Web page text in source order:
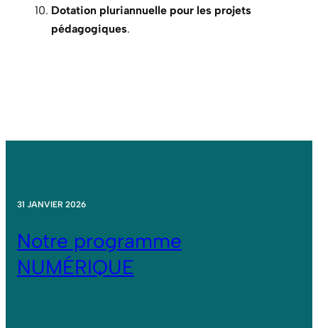
Dotation pluriannuelle pour les projets
pédagogiques.
31 JANVIER 2026
Notre programme
NUMÉRIQUE